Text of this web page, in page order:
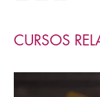
CURSOS